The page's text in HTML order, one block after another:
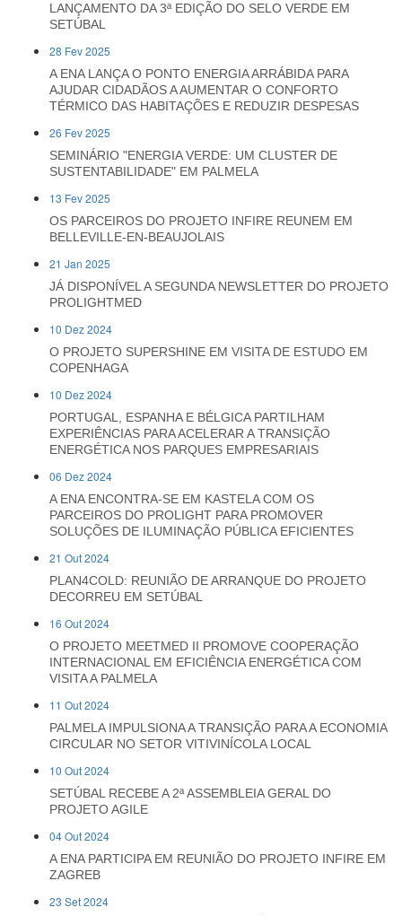
LANÇAMENTO DA 3ª EDIÇÃO DO SELO VERDE EM
SETÚBAL
28 Fev 2025
A ENA LANÇA O PONTO ENERGIA ARRÁBIDA PARA
AJUDAR CIDADÃOS A AUMENTAR O CONFORTO
TÉRMICO DAS HABITAÇÕES E REDUZIR DESPESAS
26 Fev 2025
SEMINÁRIO "ENERGIA VERDE: UM CLUSTER DE
SUSTENTABILIDADE" EM PALMELA
13 Fev 2025
OS PARCEIROS DO PROJETO INFIRE REUNEM EM
BELLEVILLE-EN-BEAUJOLAIS
21 Jan 2025
JÁ DISPONÍVEL A SEGUNDA NEWSLETTER DO PROJETO
PROLIGHTMED
10 Dez 2024
O PROJETO SUPERSHINE EM VISITA DE ESTUDO EM
COPENHAGA
10 Dez 2024
PORTUGAL, ESPANHA E BÉLGICA PARTILHAM
EXPERIÊNCIAS PARA ACELERAR A TRANSIÇÃO
ENERGÉTICA NOS PARQUES EMPRESARIAIS
06 Dez 2024
A ENA ENCONTRA-SE EM KASTELA COM OS
PARCEIROS DO PROLIGHT PARA PROMOVER
SOLUÇÕES DE ILUMINAÇÃO PÚBLICA EFICIENTES
21 Out 2024
PLAN4COLD: REUNIÃO DE ARRANQUE DO PROJETO
DECORREU EM SETÚBAL
16 Out 2024
O PROJETO MEETMED II PROMOVE COOPERAÇÃO
INTERNACIONAL EM EFICIÊNCIA ENERGÉTICA COM
VISITA A PALMELA
11 Out 2024
PALMELA IMPULSIONA A TRANSIÇÃO PARA A ECONOMIA
CIRCULAR NO SETOR VITIVINÍCOLA LOCAL
10 Out 2024
SETÚBAL RECEBE A 2ª ASSEMBLEIA GERAL DO
PROJETO AGILE
04 Out 2024
A ENA PARTICIPA EM REUNIÃO DO PROJETO INFIRE EM
ZAGREB
23 Set 2024